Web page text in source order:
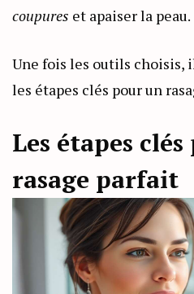
coupures et apaiser la peau.
Une fois les outils choisis,
les étapes clés pour un
Les étapes
rasage parfait